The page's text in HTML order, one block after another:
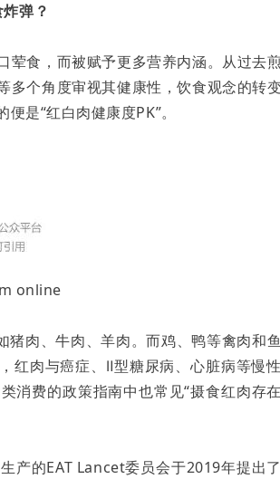
弹？
荤食，而被赋予更多营养内涵。从过去
多个角度审视其健康性，饮食观念的转
是“红白肉健康度PK”。
online
猪肉、牛肉、羊肉。而鸡、鸭等禽肉和
红肉与癌症、Ⅱ型糖尿病、心脏病等慢
消费的政策指南中也常见“摄食红肉存
产的EAT Lancet委员会于2019年提出